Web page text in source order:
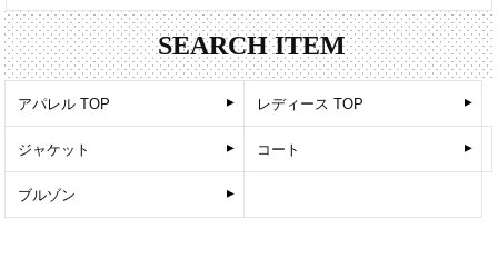
SEARCH ITEM
アパレル TOP レディース TOP
ジャケット コート
ブルゾン